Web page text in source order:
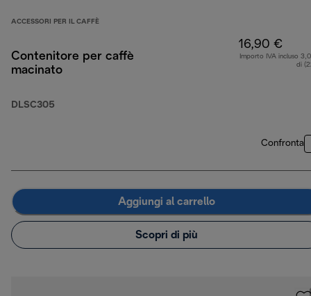
ACCESSORI PER IL CAFFÈ
Contenitore per caffè
macinato
DLSC305
16,90 €
Importo IVA incluso
di
Confronta
Aggiungi al carrello
Scopri di più